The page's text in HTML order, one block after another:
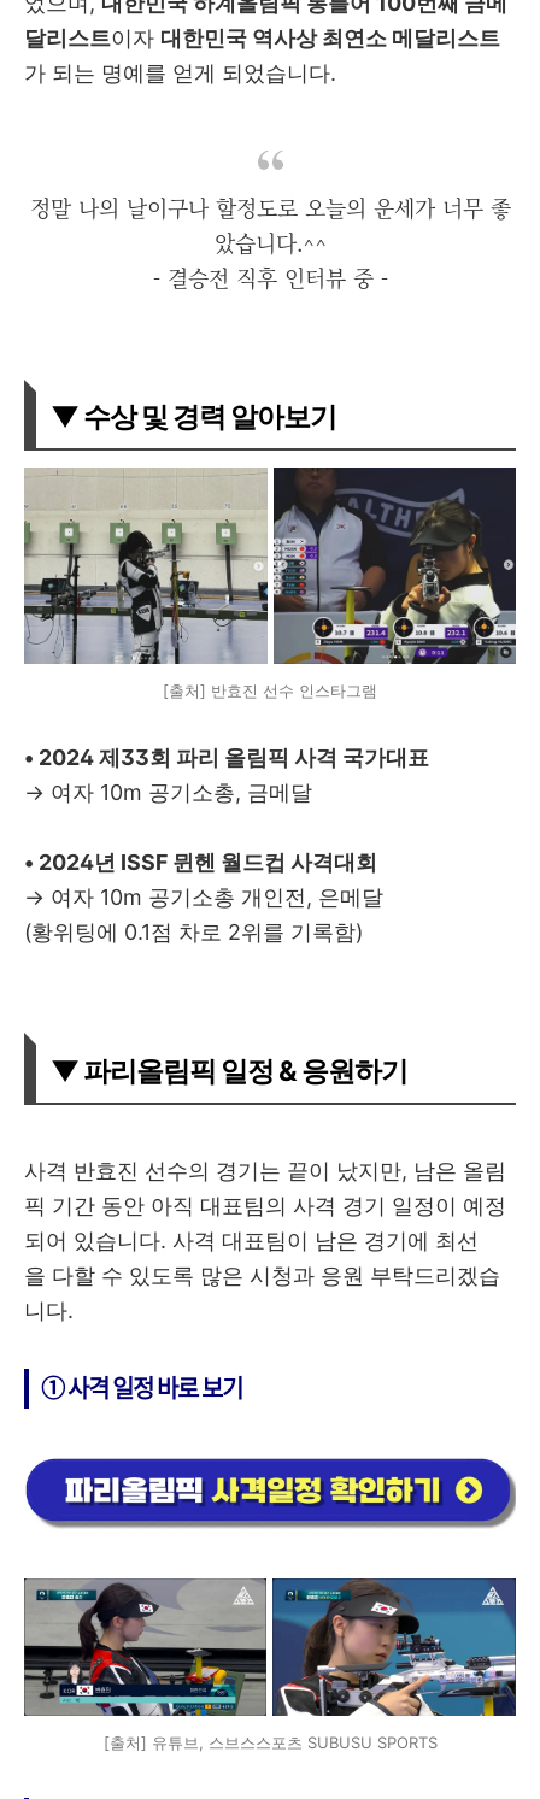
달리스트이자 대한민국 역사상 최연소 메달리스트
가 되는 명예를 얻게 되었습니다.
정말 나의 날이구나 할정도로 오늘의 운세가 너무 좋
았습니다.^^
- 결승전 직후 인터뷰 중 -
▼ 수상 및 경력 알아보기
[출처] 반효진 선수 인스타그램
• 2024 제33회 파리 올림픽 사격 국가대표
→ 여자 10m 공기소총, 금메달
• 2024년 ISSF 뮌헨 월드컵 사격대회
→ 여자 10m 공기소총 개인전, 은메달
(황위팅에 0.1점 차로 2위를 기록함)
▼ 파리올림픽 일정 & 응원하기
사격 반효진 선수의 경기는 끝이 났지만, 남은 올림
픽 기간 동안 아직 대표팀의 사격 경기 일정이 예정
되어 있습니다. 사격 대표팀이 남은 경기에 최선
을 다할 수 있도록 많은 시청과 응원 부탁드리겠습
니다.
➀ 사격 일정 바로 보기
[출처] 유튜브, 스브스스포츠 SUBUSU SPORTS